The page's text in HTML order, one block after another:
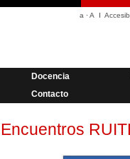
a ·A
Docencia
Contacto
Encuentros